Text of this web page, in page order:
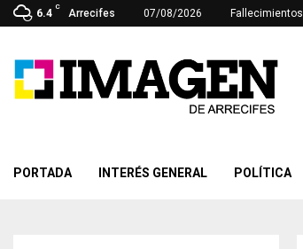
6.4
C
Arrecifes 07/08/2026 Fallecimientos
PORTADA INTERÉS GENERAL POLÍTICA